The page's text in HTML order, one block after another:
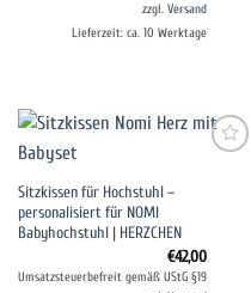
zzgl. Versand
Lieferzeit: ca. 10 Werktage
Wunschliste
Sitzkissen für Hochstuhl –
personalisiert für NOMI
Babyhochstuhl | HERZCHEN
€42,00
Umsatzsteuerbefreit gemäß UStG §19